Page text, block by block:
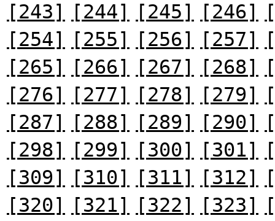
[243]
[244] [245] [246]
[254]
[255] [256] [257]
[265]
[266] [267] [268]
[276]
[277] [278] [279]
[287]
[288] [289] [290]
[298]
[299] [300] [301]
[309]
[310] [311] [312]
[320]
[321] [322] [323]